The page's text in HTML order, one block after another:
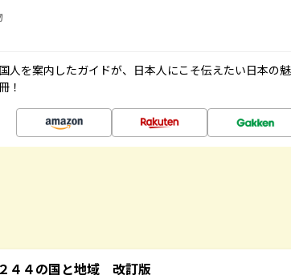
人を案内したガイドが、日本人にこそ伝えたい日本の
！
４４の国と地域 改訂版